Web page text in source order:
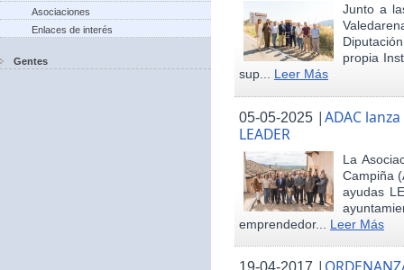
Asociaciones
Enlaces de interés
Gentes
Junto a
propia
sup... Leer Más
05-05-2025 |ADAC
LEADER
La
Campiña
ayudas
emprendedor... Leer Más
19-04-2017